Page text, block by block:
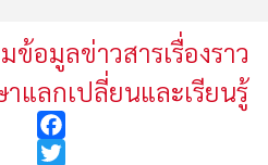
ข้อมูลข่าวสารเรื่องราว
แลกเปลี่ยนและเรียนรู้
Facebook